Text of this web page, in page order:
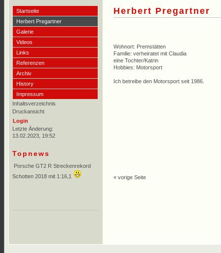
Startseite
Herbert Pregartner
Galerie
Videos
Links
Referenzen
Archiv
History
Impressum
Inhaltsverzeichnis
Druckansicht
Login
Letzte Änderung:
13.02.2023, 19:52
Topnews
Porsche GT2 R Streckenrekord
Schotten 2018 mit 1:16,1
Herbert Pregartner
Wohnort: Premstätten
Familie: verheiratet mit Claudia
eine Tochter/Katrin
Hobbies: Motorsport
Ich betreibe den Motorsport seit 1986.
« vorige Seite